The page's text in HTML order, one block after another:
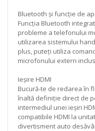
Bluetooth și funcție de
Funcția Bluetooth
probleme a telefonului
utilizarea sistemului
plus, puteți utiliza
microfonului extern
Ieșire HDMI
Bucură-te de redarea în
înaltă definiție direct de
intermediul unei ieșiri
compatibile HDMI la
divertisment auto